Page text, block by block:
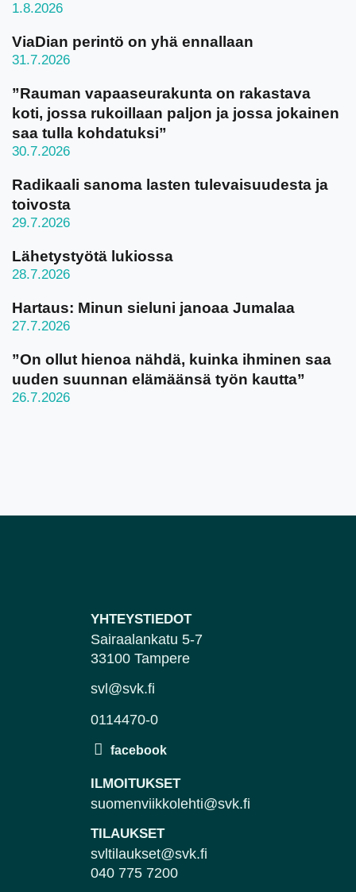
1.8.2026
ViaDian perintö on yhä ennallaan
31.7.2026
”Rauman vapaaseurakunta on rakastava
koti, jossa rukoillaan paljon ja jossa jokainen
saa tulla kohdatuksi”
30.7.2026
Radikaali sanoma lasten tulevaisuudesta ja
toivosta
29.7.2026
Lähetystyötä lukiossa
28.7.2026
Hartaus: Minun sieluni janoaa Jumalaa
27.7.2026
”On ollut hienoa nähdä, kuinka ihminen saa
uuden suunnan elämäänsä työn kautta”
26.7.2026
YHTEYSTIEDOT
Sairaalankatu 5-7
33100 Tampere
svl@svk.fi
0114470-0
ILMOITUKSET
suomenviikkolehti@svk.fi
TILAUKSET
svltilaukset@svk.fi
040 775 7200